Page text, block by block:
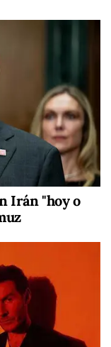
Irán "hoy o